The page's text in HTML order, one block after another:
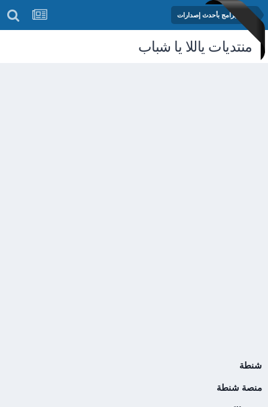
مكتبة البرامج بأحدث إصدارات
منتديات ياللا يا شباب
شنطة
منصة شنطة